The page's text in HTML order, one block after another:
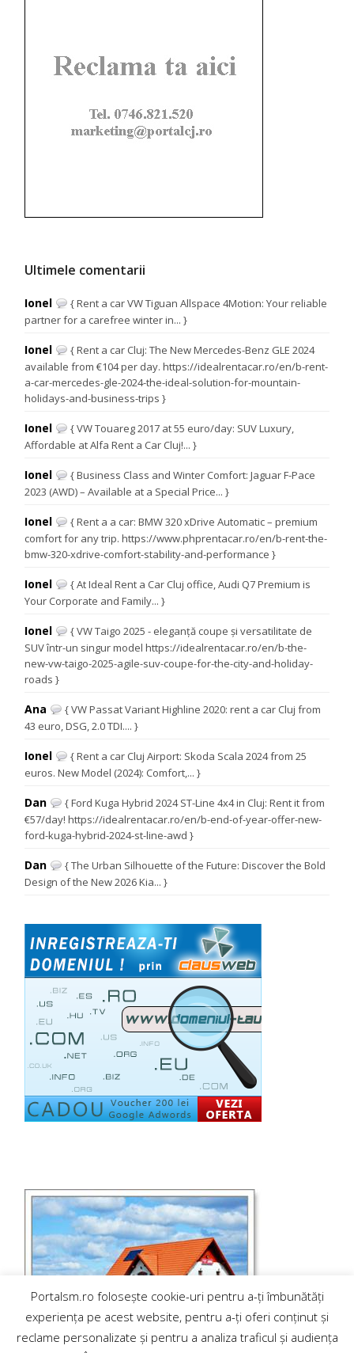
Ultimele comentarii
Ionel
{ Rent a car VW Tiguan Allspace 4Motion: Your reliable
partner for a carefree winter in... }
Ionel
{ Rent a car Cluj: The New Mercedes-Benz GLE 2024
available from €104 per day. https://idealrentacar.ro/en/b-rent-
a-car-mercedes-gle-2024-the-ideal-solution-for-mountain-
holidays-and-business-trips }
Ionel
{ VW Touareg 2017 at 55 euro/day: SUV Luxury,
Affordable at Alfa Rent a Car Cluj!... }
Ionel
{ Business Class and Winter Comfort: Jaguar F-Pace
2023 (AWD) – Available at a Special Price... }
Ionel
{ Rent a a car: BMW 320 xDrive Automatic – premium
comfort for any trip. https://www.phprentacar.ro/en/b-rent-the-
bmw-320-xdrive-comfort-stability-and-performance }
Ionel
{ At Ideal Rent a Car Cluj office, Audi Q7 Premium is
Your Corporate and Family... }
Ionel
{ VW Taigo 2025 - eleganță coupe și versatilitate de
SUV într-un singur model https://idealrentacar.ro/en/b-the-
new-vw-taigo-2025-agile-suv-coupe-for-the-city-and-holiday-
roads }
Ana
{ VW Passat Variant Highline 2020: rent a car Cluj from
43 euro, DSG, 2.0 TDI.... }
Ionel
{ Rent a car Cluj Airport: Skoda Scala 2024 from 25
euros. New Model (2024): Comfort,... }
Dan
{ Ford Kuga Hybrid 2024 ST-Line 4x4 in Cluj: Rent it from
€57/day! https://idealrentacar.ro/en/b-end-of-year-offer-new-
ford-kuga-hybrid-2024-st-line-awd }
Dan
{ The Urban Silhouette of the Future: Discover the Bold
Design of the New 2026 Kia... }
Portalsm.ro folosește cookie-uri pentru a-ți îmbunătăți
experiența pe acest website, pentru a-ți oferi conținut și
reclame personalizate și pentru a analiza traficul și audiența